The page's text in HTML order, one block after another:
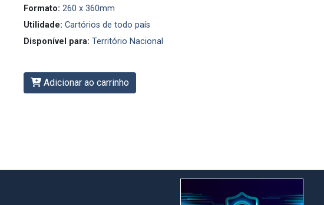
Formato: 260 x 360mm
Utilidade: Cartórios de todo país
Disponível para: Território Nacional
Adicionar ao carrinho